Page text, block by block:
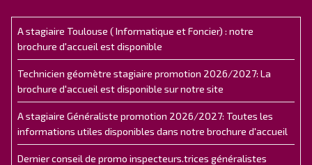
A stagiaire Toulouse ( Informatique et Foncier) : notre
brochure d'accueil est disponible
Technicien géomètre stagiaire promotion 2026/2027: La
brochure d'accueil est disponible sur notre site
A stagiaire Généraliste promotion 2026/2027: Toutes les
informations utiles disponibles dans notre brochure d'accueil
Dernier conseil de promo inspecteurs.trices généralistes